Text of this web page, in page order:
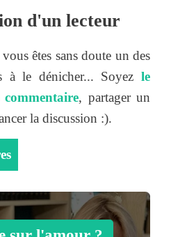
d'un lecteur
êtes sans doute un des
à le dénicher... Soyez le
, partager un
la discussion :).